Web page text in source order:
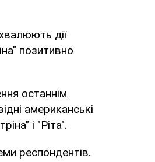
дії
позитивно
останнім
американські
і "Ріта".
респондентів.